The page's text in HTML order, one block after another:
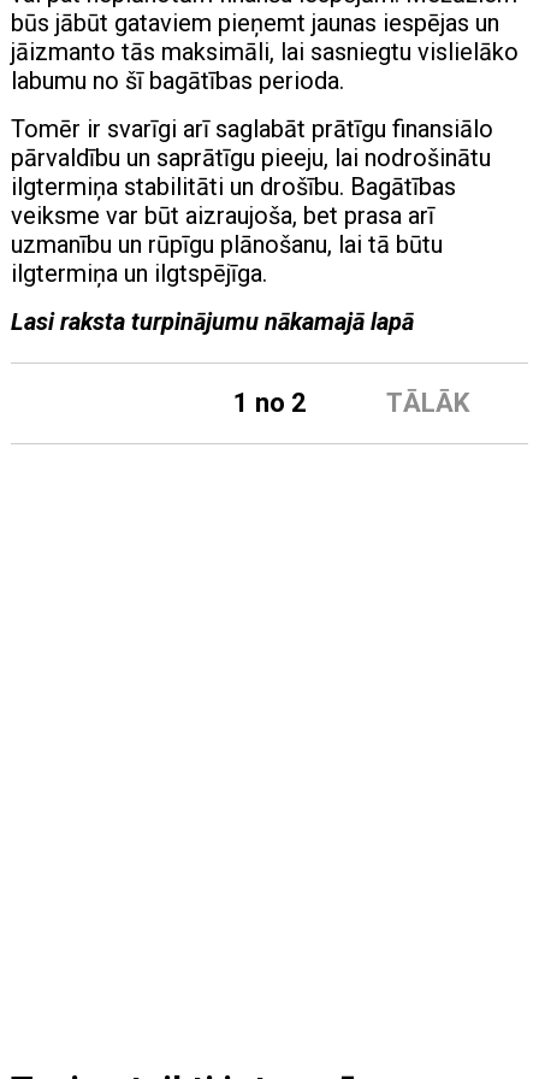
būs jābūt gataviem pieņemt jaunas iespējas un
jāizmanto tās maksimāli, lai sasniegtu vislielāko
labumu no šī bagātības perioda.
Tomēr ir svarīgi arī saglabāt prātīgu finansiālo
pārvaldību un saprātīgu pieeju, lai nodrošinātu
ilgtermiņa stabilitāti un drošību. Bagātības
veiksme var būt aizraujoša, bet prasa arī
uzmanību un rūpīgu plānošanu, lai tā būtu
ilgtermiņa un ilgtspējīga.
Lasi raksta turpinājumu nākamajā lapā
TĀLĀK
1 no 2